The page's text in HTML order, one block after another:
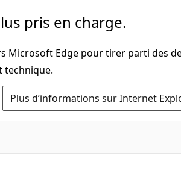
pris en charge.
Microsoft Edge pour tirer parti des
technique.
Plus d’informations sur Internet